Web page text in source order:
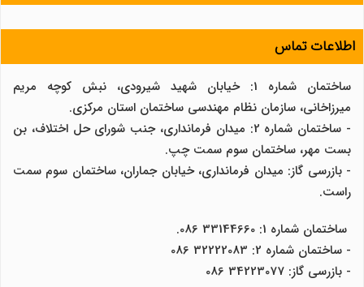
اطلاعات تماس
ساختمان شماره 1: خیابان شهید شیرودی، نبش کوچه مریم
میرزاخانی، سازمان نظام مهندسی ساختمان استان مرکزی.
- ساختمان شماره 2: میدان فرمانداری، جنب شورای حل اختلاف، بن
بست مهر، ساختمان سوم سمت چپ.
- بازرسی گاز: میدان فرمانداری، خیابان جماران، ساختمان سوم سمت
راست.
ساختمان شماره 1: 33144660 086.
- ساختمان شماره 2: 32222083 086
- بازرسی گاز: 34223077 086